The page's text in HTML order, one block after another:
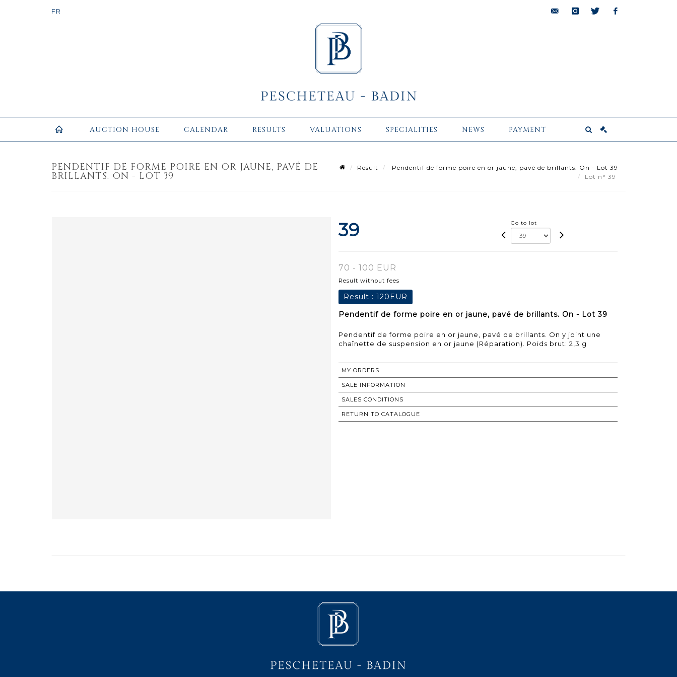
AUCTION HOUSE CALENDAR RESULTS VALUATIONS SPECIALITIES NEWS PAYMENT
PENDENTIF DE FORME POIRE EN OR JAUNE, PAVÉ DE
BRILLANTS. ON - LOT 39
Result
Pendentif de forme poire en or jaune, pavé de brillants. On - Lot 39
Lot n° 39
39 Go to lot
70 - 100 EUR
Result without fees
Result : 120EUR
Pendentif de forme poire en or jaune, pavé de brillants. On - Lot 39
Pendentif de forme poire en or jaune, pavé de brillants. On y joint une
chaînette de suspension en or jaune (Réparation). Poids brut: 2,3 g
MY ORDERS
SALE INFORMATION
SALES CONDITIONS
RETURN TO CATALOGUE